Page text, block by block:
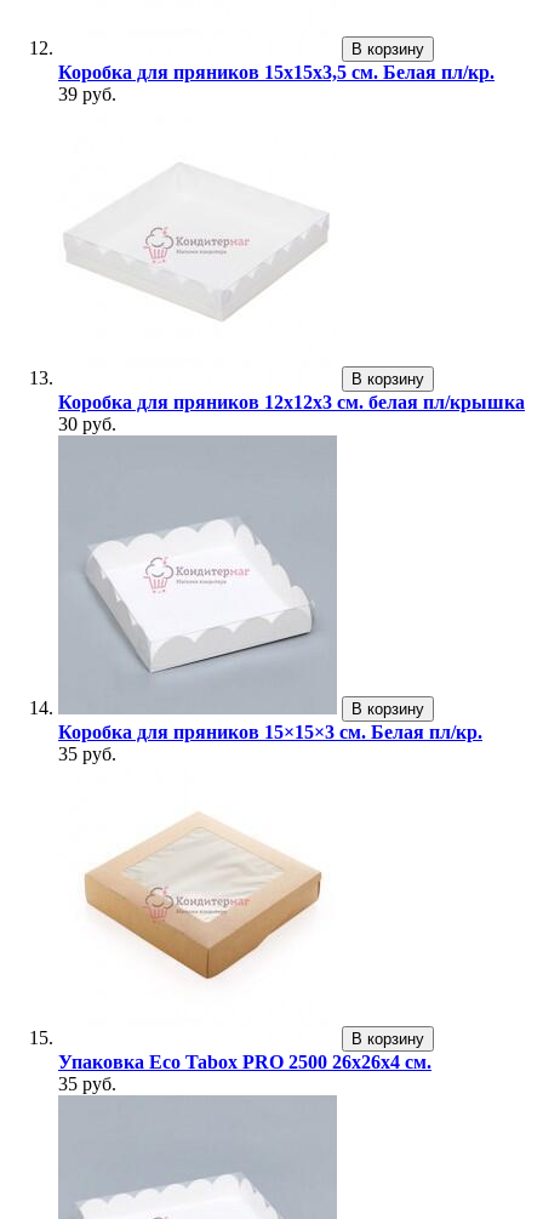
В корзину
Коробка для пряников 15х15х3,5 см. Белая пл/кр.
39 руб.
В корзину
Коробка для пряников 12х12х3 см. белая пл/крышка
30 руб.
В корзину
Коробка для пряников 15×15×3 см. Белая пл/кр.
35 руб.
В корзину
Упаковка Eco Tabox PRO 2500 26х26х4 см.
35 руб.